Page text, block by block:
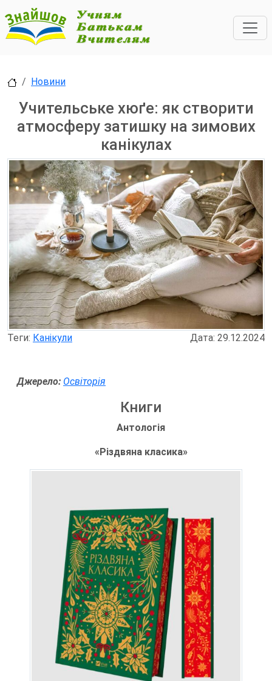
Новини
Учительське хюґе: як створити
атмосферу затишку на зимових
канікулах
Теги: Канікули Дата: 29.12.2024
Джерело: Освіторія
Книги
Антологія
«Різдвяна класика»